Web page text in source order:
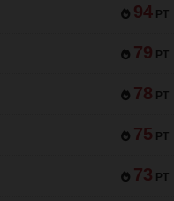
94 PT
79 PT
78 PT
75 PT
73 PT